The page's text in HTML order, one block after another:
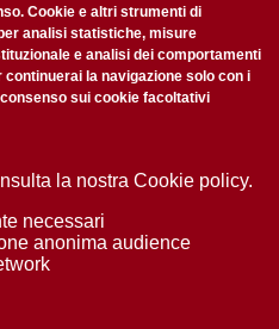
Area stampa
n. 2097/2012 del 18 giugno
Cookie e altri strumenti di
analisi statistiche, misure
e analisi dei comportamenti
la navigazione solo con i
sui cookie facoltativi
la nostra Cookie policy.
necessari
anonima audience